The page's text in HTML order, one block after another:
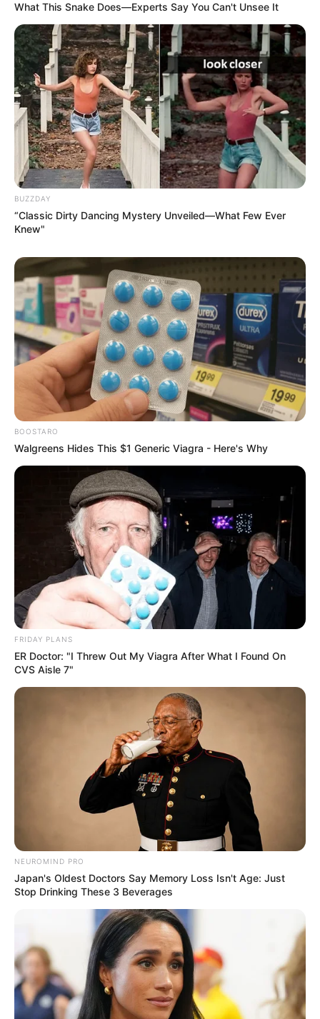
ugstipps einzutragen.
Veranstaltung Groß Bademeusel eintragen
Hier geht es zu den schönsten Ausflugszielen in
ganz Deutschland
schönsten Ausflugszielen in Deutschland
gehören
auch dieschönsten Städte sowieeinmalige und
unverwechselbare Sehenswürdigkeiten.
Hotel oder Unterkunft in und um Groß Bademeusel
gesucht?
Sofort online buchbareHotels in Groß Bademeusel
aus dem Angebot von Booking.com.
Stadtplan Groß Bademeusel
Adresssuche Groß Bademeusel
Ausflugsziele für Menschen mit Behinderung:
Auf mehrfachen Wunsch und nach langen Recherchen
Auflistung von Ausflugszielen für Groß
Bademeusel, die auch für den Besuch durch Menschen
mit Behinderungen geeignet sind.
Deutschlandweit Veranstaltung kostenlos
What This Snake Does—Experts Say You Can't Unsee It
BUZZDAY
“Classic Dirty Dancing Mystery Unveiled—What Few Ever
Knew"
BOOSTARO
Walgreens Hides This $1 Generic Viagra - Here's Why
FRIDAY PLANS
ER Doctor: "I Threw Out My Viagra After What I Found On
CVS Aisle 7"
NEUROMIND PRO
Japan's Oldest Doctors Say Memory Loss Isn't Age: Just
Stop Drinking These 3 Beverages